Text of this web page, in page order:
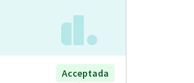
Acceptada